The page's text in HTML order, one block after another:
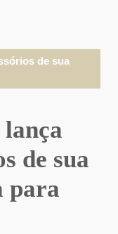
de sua
de sua
para